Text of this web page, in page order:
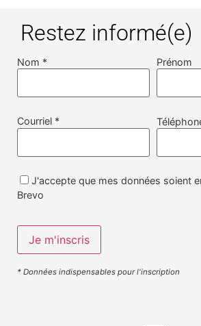
Restez informé(e)
Nom * Prénom
Courriel *
J'accepte que mes données soient
Brevo
* Données indispensables pour l'inscription